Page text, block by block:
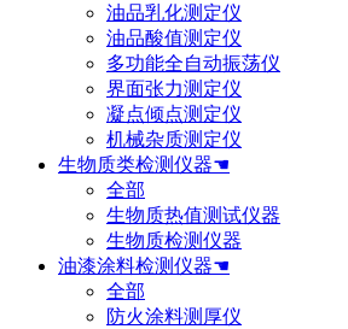
油品乳化测定仪
油品酸值测定仪
多功能全自动振荡仪
界面张力测定仪
凝点倾点测定仪
机械杂质测定仪
生物质类检测仪器☚
全部
生物质热值测试仪器
生物质检测仪器
油漆涂料检测仪器☚
全部
防火涂料测厚仪